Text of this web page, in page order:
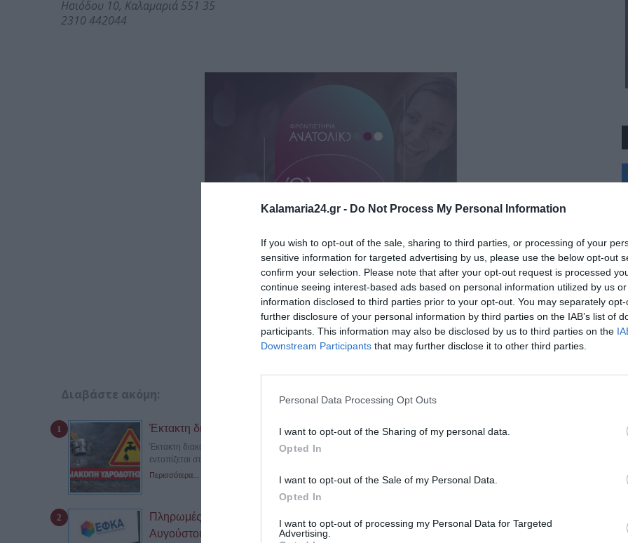
Kalamaria24.gr - Do Not Process My Personal Information
If you wish to opt-out of the sale, sharing to third parties, or processing of your
sensitive information for targeted advertising by us, please use the below opt-out
confirm your selection. Please note that after your opt-out request is processed
continue seeing interest-based ads based on personal information utilized by us
information disclosed to third parties prior to your opt-out. You may separately
further disclosure of your personal information by third parties on the IAB’s list of
participants. This information may also be disclosed by us to third parties on the
Downstream Participants that may further disclose it to other third parties.
Personal Data Processing Opt Outs
I want to opt-out of the Sharing of my personal data.
Opted In
I want to opt-out of the Sale of my Personal Data.
Opted In
I want to opt-out of processing my Personal Data for Targeted
Advertising.
Ησιόδου 10, Καλαμαριά 551 35
2310 442044
Διαβάστε ακόμη:
Έκτακτη διακοπή νερού στην Καλαμαριά – Πότε αναμένεται η αποκατάσταση
Έκτακτη διακοπή υδροδότησης βρίσκεται σε εξέλιξη σήμερα, Κυριακή 9 Αυγούστου, στην Καλαμαριά.Το πρόβλημα
εντοπίζεται στην οδό Λαοδικείας...
Περισσότερα...
Πληρωμές e-ΕΦΚΑ και ΔΥΠΑ: 56,7 εκατ. ευρώ σε 58.370 δικαιούχους από 10 έως 14
Αυγούστου
+
°